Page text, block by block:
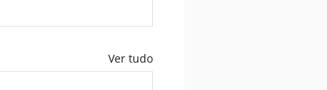
Ver tudo